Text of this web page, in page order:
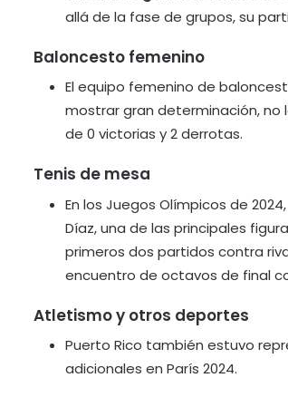
allá de la fase de grupos, su
Baloncesto femenino
El equipo femenino de
mostrar gran determinación, no
de 0 victorias y 2 derrotas​.
Tenis de mesa
En los Juegos Olímpicos de
Díaz, una de las principales
primeros dos partidos contra
encuentro de octavos de final
Atletismo y otros deportes
Puerto Rico también estuvo
adicionales en París 2024.